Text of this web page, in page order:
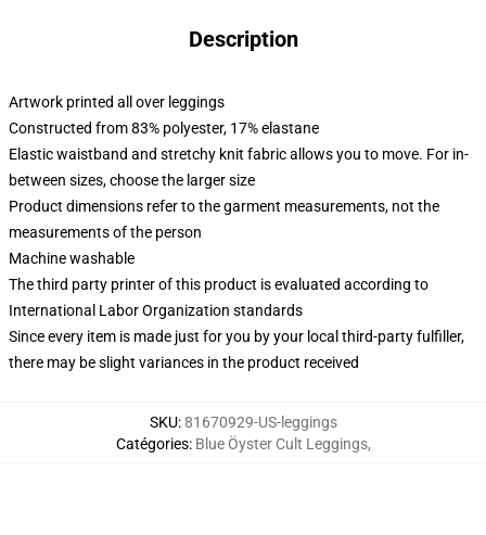
Description
Artwork printed all over leggings
Constructed from 83% polyester, 17% elastane
Elastic waistband and stretchy knit fabric allows you to move. For in-
between sizes, choose the larger size
Product dimensions refer to the garment measurements, not the
measurements of the person
Machine washable
The third party printer of this product is evaluated according to
International Labor Organization standards
Since every item is made just for you by your local third-party fulfiller,
there may be slight variances in the product received
SKU:81670929-US-leggings
Catégories: Blue Öyster Cult Leggings,